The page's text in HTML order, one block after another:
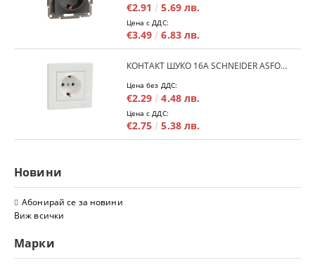
€2.91 5.69 лв.
Цена с ДДС:
€3.49 6.83 лв.
КОНТАКТ ШУКО 16A SCHNEIDER ASFORA EPH2900121 - БЯЛ
Цена без ДДС:
€2.29 4.48 лв.
Цена с ДДС:
€2.75 5.38 лв.
Новини
Абонирай се за новини
Виж всички
Марки